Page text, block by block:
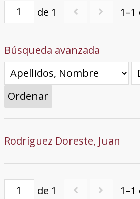
de 1 1–1
Búsqueda avanzada
Ordenar
Rodríguez Doreste, Juan
de 1 1–1